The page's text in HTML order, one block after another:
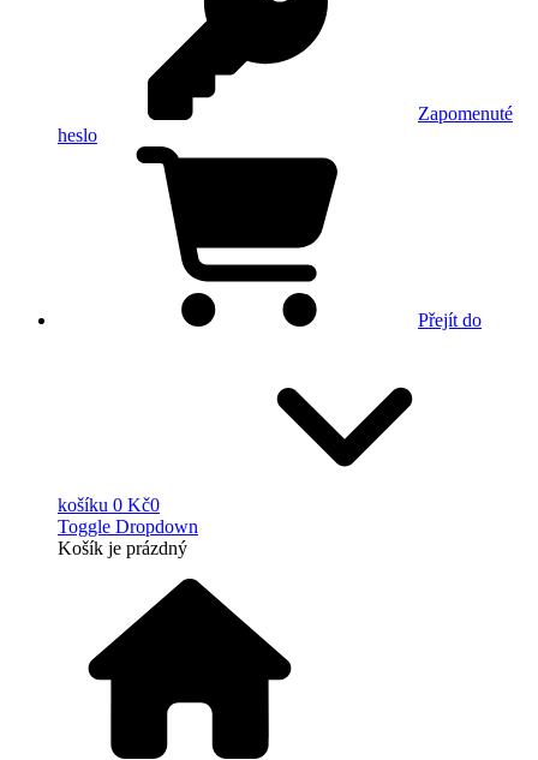
Zapomenuté
heslo
Přejít do
košíku 0 Kč0
Toggle Dropdown
Košík je prázdný